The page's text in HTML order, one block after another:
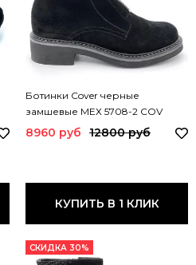
Ботинки Cover черные
замшевые МЕХ 5708-2 COV
8960 руб 12800 руб
КУПИТЬ В 1 КЛИК
СКИДКА 30%